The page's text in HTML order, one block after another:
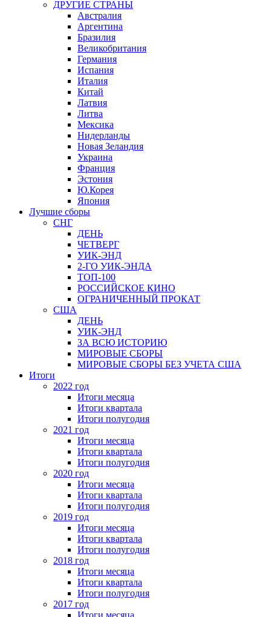
ДРУГИЕ СТРАНЫ
Австралия
Аргентина
Бразилия
Великобритания
Германия
Испания
Италия
Китай
Латвия
Литва
Мексика
Нидерланды
Новая Зеландия
Украина
Франция
Эстония
Ю.Корея
Япония
Лучшие сборы
СНГ
ДЕНЬ
ЧЕТВЕРГ
УИК-ЭНД
2-ГО УИК-ЭНДА
ТОП-100
РОССИЙСКОЕ КИНО
ОГРАНИЧЕННЫЙ ПРОКАТ
США
ДЕНЬ
УИК-ЭНД
ЗА ВСЮ ИСТОРИЮ
МИРОВЫЕ СБОРЫ
МИРОВЫЕ СБОРЫ БЕЗ УЧЕТА США
Итоги
2022 год
Итоги месяца
Итоги квартала
Итоги полугодия
2021 год
Итоги месяца
Итоги квартала
Итоги полугодия
2020 год
Итоги месяца
Итоги квартала
Итоги полугодия
2019 год
Итоги месяца
Итоги квартала
Итоги полугодия
2018 год
Итоги месяца
Итоги квартала
Итоги полугодия
2017 год
Итоги месяца